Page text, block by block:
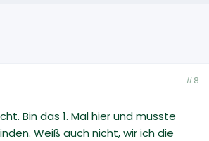
#8
Bin das 1. Mal hier und musste
Weiß auch nicht, wir ich die